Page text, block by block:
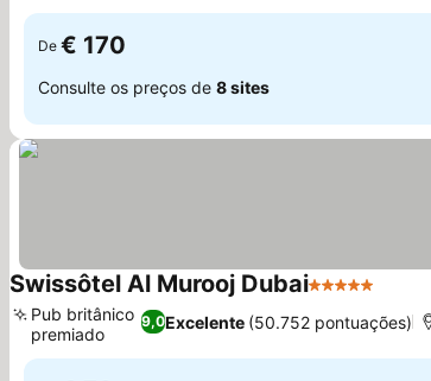
De € 170
Consulte os preços de 8 sites
Swissôtel Al Murooj Dubai5 Estrelas
9,0Excelente (50.752 pontuações)
Pub britânico
premiado